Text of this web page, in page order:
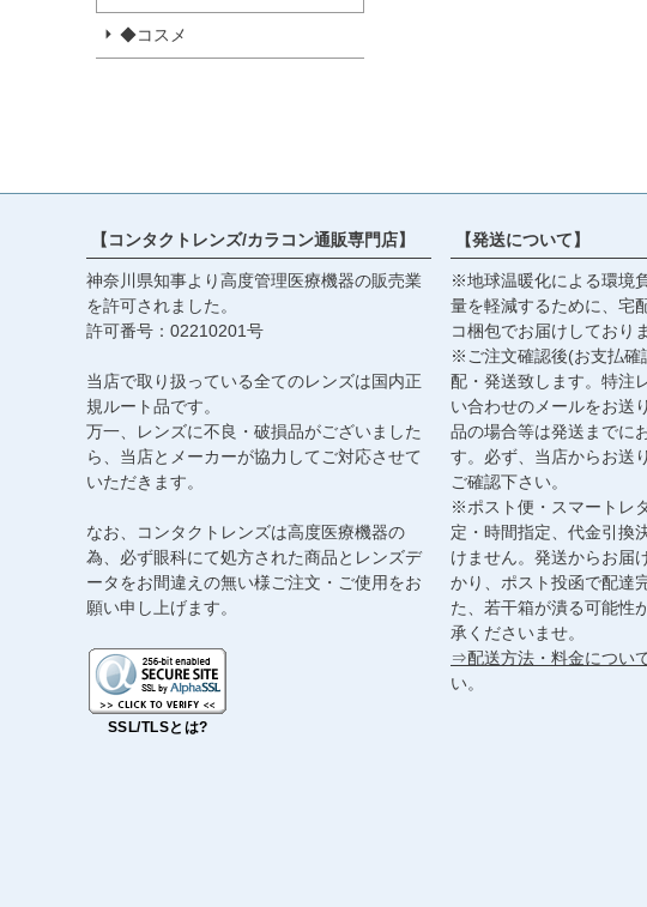
◆コスメ
【コンタクトレンズ/カラコン通販専門店】
神奈川県知事より高度管理医療機器の販売業
を許可されました。
許可番号：02210201号
当店で取り扱っている全てのレンズは国内正
規ルート品です。
万一、レンズに不良・破損品がございました
ら、当店とメーカーが協力してご対応させて
いただきます。
なお、コンタクトレンズは高度医療機器の
為、必ず眼科にて処方された商品とレンズデ
ータをお間違えの無い様ご注文・ご使用をお
願い申し上げます。
SSL/TLSとは?
【発送について】
※地球温暖化による環境
量を軽減するために、宅
コ梱包でお届けしており
※ご注文確認後(お支払確
配・発送致します。特注
い合わせのメールをお送
品の場合等は発送までに
す。必ず、当店からお送
ご確認下さい。
※ポスト便・スマートレ
定・時間指定、代金引換
けません。発送からお届
かり、ポスト投函で配達
た、若干箱が潰る可能性
承くださいませ。
⇒配送方法・料金につい
い。